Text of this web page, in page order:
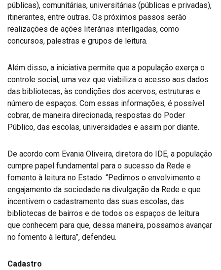
públicas), comunitárias, universitárias (públicas e privadas),
itinerantes, entre outras. Os próximos passos serão
realizações de ações literárias interligadas, como
concursos, palestras e grupos de leitura.
Além disso, a iniciativa permite que a população exerça o
controle social, uma vez que viabiliza o acesso aos dados
das bibliotecas, às condições dos acervos, estruturas e
número de espaços. Com essas informações, é possível
cobrar, de maneira direcionada, respostas do Poder
Público, das escolas, universidades e assim por diante.
De acordo com Evania Oliveira, diretora do IDE, a população
cumpre papel fundamental para o sucesso da Rede e
fomento à leitura no Estado. “Pedimos o envolvimento e
engajamento da sociedade na divulgação da Rede e que
incentivem o cadastramento das suas escolas, das
bibliotecas de bairros e de todos os espaços de leitura
que conhecem para que, dessa maneira, possamos avançar
no fomento à leitura”, defendeu.
Cadastro